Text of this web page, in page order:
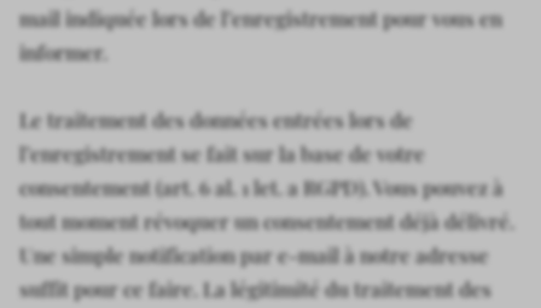
mail indiquée lors de l’enregistrement pour vous en
informer.
Le traitement des données entrées lors de
l’enregistrement se fait sur la base de votre
consentement (art. 6 al. 1 let. a RGPD). Vous pouvez à
tout moment révoquer un consentement déjà délivré.
Une simple notification par e-mail à notre adresse
suffit pour ce faire. La légitimité du traitement des